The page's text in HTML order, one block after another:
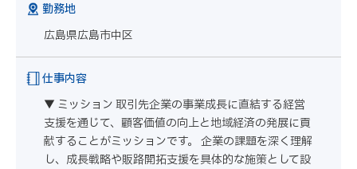
勤務地
広島県広島市中区
仕事内容
▼ ミッション 取引先企業の事業成長に直結する経営
支援を通じて、顧客価値の向上と地域経済の発展に貢
献することがミッションです。 企業の課題を深く理解
し、成長戦略や販路開拓支援を具体的な施策として設